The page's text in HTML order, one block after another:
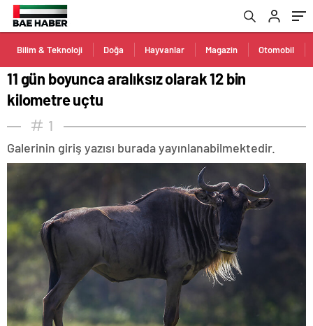
Bilim & Teknoloji Doğa Hayvanlar Magazin Otomobil
11 gün boyunca aralıksız olarak 12 bin
kilometre uçtu
1
Galerinin giriş yazısı burada yayınlanabilmektedir.